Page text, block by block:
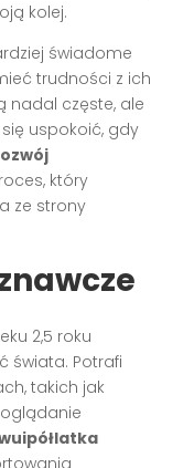
kolej.
świadome
trudności z ich
nadal częste, ale
uspokoić, gdy
który
ze strony
2,5 roku
świata. Potrafi
takich jak